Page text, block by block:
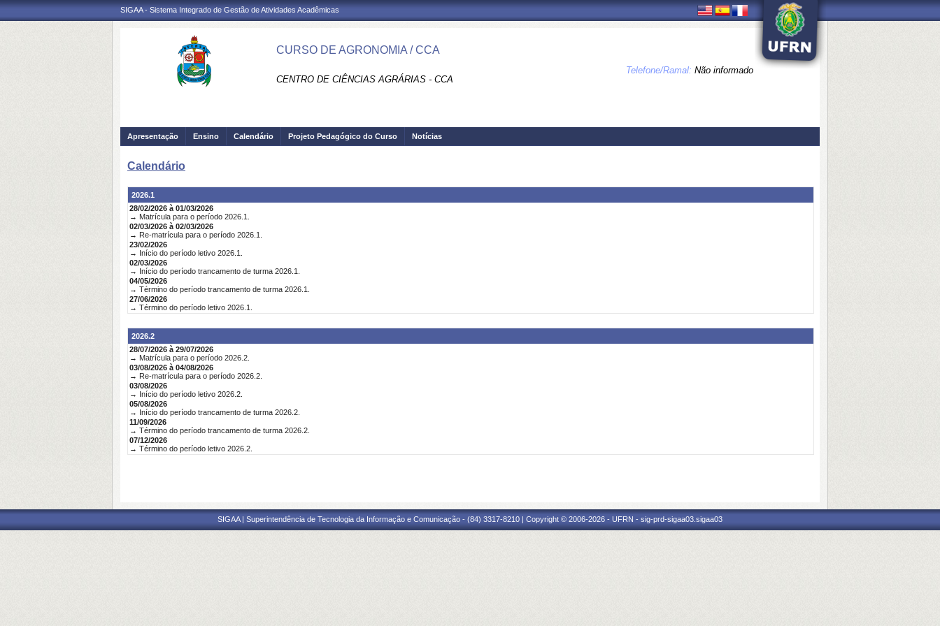
SIGAA - Sistema Integrado de Gestão de Atividades Acadêmicas
CURSO DE AGRONOMIA / CCA
CENTRO DE CIÊNCIAS AGRÁRIAS - CCA
Telefone/Ramal: Não informado
Apresentação Ensino Calendário Projeto Pedagógico do Curso Notícias
Calendário
2026.1
28/02/2026 à 01/03/2026
→ Matrícula para o período 2026.1.
02/03/2026 à 02/03/2026
→ Re-matrícula para o período 2026.1.
23/02/2026
→ Início do período letivo 2026.1.
02/03/2026
→ Início do período trancamento de turma 2026.1.
04/05/2026
→ Término do período trancamento de turma 2026.1.
27/06/2026
→ Término do período letivo 2026.1.
2026.2
28/07/2026 à 29/07/2026
→ Matrícula para o período 2026.2.
03/08/2026 à 04/08/2026
→ Re-matrícula para o período 2026.2.
03/08/2026
→ Início do período letivo 2026.2.
05/08/2026
→ Início do período trancamento de turma 2026.2.
11/09/2026
→ Término do período trancamento de turma 2026.2.
07/12/2026
→ Término do período letivo 2026.2.
SIGAA | Superintendência de Tecnologia da Informação e Comunicação - (84) 3317-8210 | Copyright © 2006-2026 - UFRN - sig-prd-sigaa03.sigaa03